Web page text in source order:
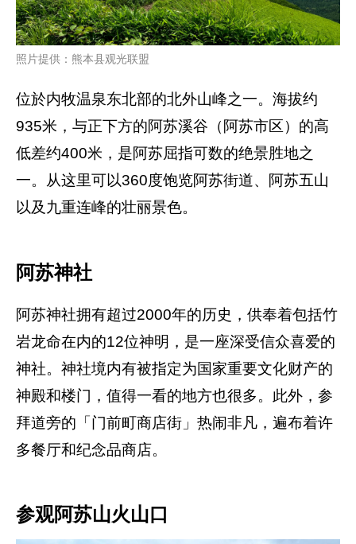
照片提供：熊本县观光联盟
位於内牧温泉东北部的北外山峰之一。海拔约
935米，与正下方的阿苏溪谷（阿苏市区）的高
低差约400米，是阿苏屈指可数的绝景胜地之
一。从这里可以360度饱览阿苏街道、阿苏五山
以及九重连峰的壮丽景色。
阿苏神社
阿苏神社拥有超过2000年的历史，供奉着包括竹
岩龙命在内的12位神明，是一座深受信众喜爱的
神社。神社境内有被指定为国家重要文化财产的
神殿和楼门，值得一看的地方也很多。此外，参
拜道旁的「门前町商店街」热闹非凡，遍布着许
多餐厅和纪念品商店。
参观阿苏山火山口